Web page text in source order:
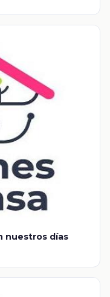
nuestros días